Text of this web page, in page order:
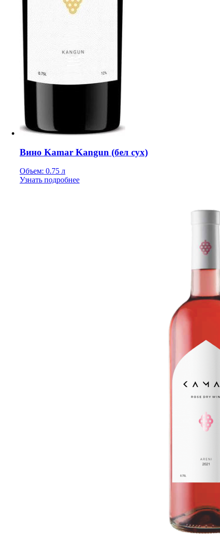
Вино Kamar Kangun (бел сух)
Объем: 0.75 л
Узнать подробнее